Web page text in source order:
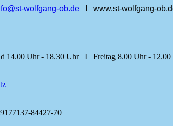
I
14.00 Uhr - 18.30 Uhr I Freitag 8.00 Uhr - 12.00
84427-70